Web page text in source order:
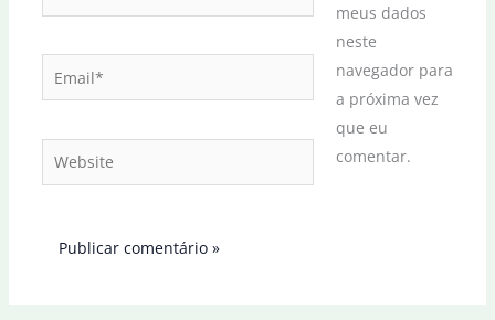
Email*
Website
meus dados
neste
navegador para
a próxima vez
que eu
comentar.